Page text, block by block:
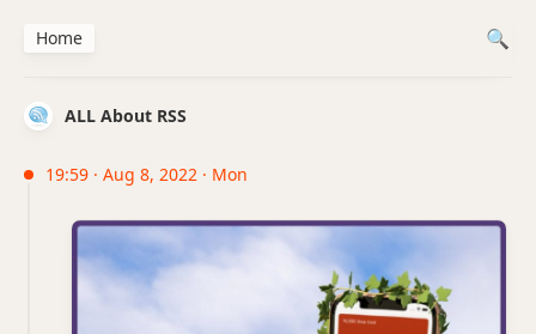
ALL About RSS
19:59 · Aug 8, 2022 · Mon
Home